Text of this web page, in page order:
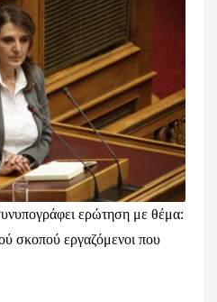
ερώτηση με θέμα:
σκοπού εργαζόμενοι που